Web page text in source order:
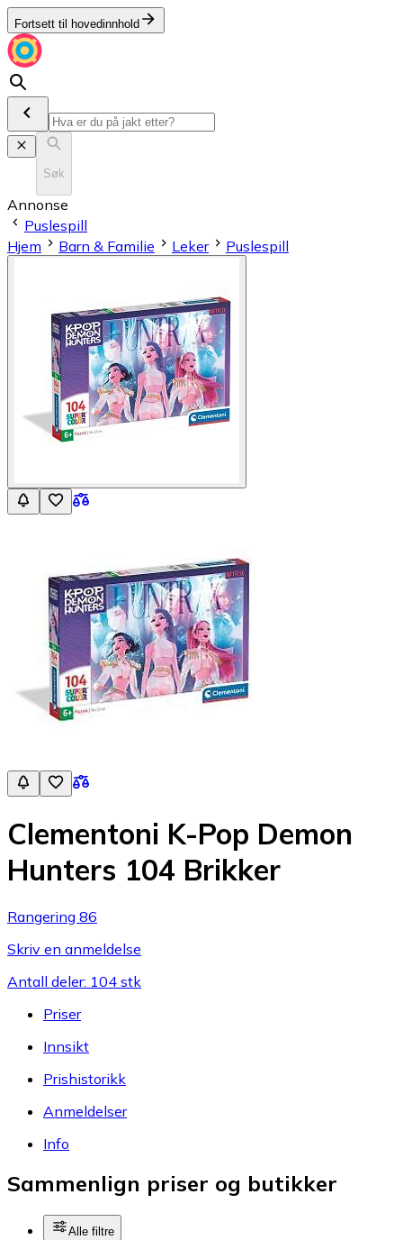
Fortsett til hovedinnhold
Søk
Annonse
Puslespill
Hjem
Barn & Familie Leker Puslespill
Clementoni K-Pop Demon
Hunters 104 Brikker
Rangering 86
Skriv en anmeldelse
Antall deler: 104 stk
Priser
Innsikt
Prishistorikk
Anmeldelser
Info
Sammenlign priser og butikker
Alle filtre